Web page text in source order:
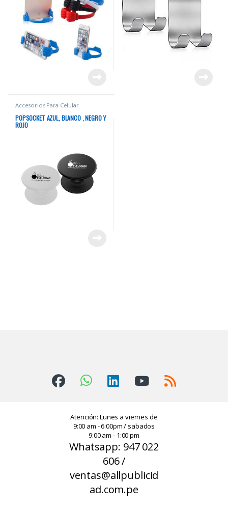
Accesorios Para Celular
POPSOCKET AZUL, BLANCO , NEGRO Y
ROJO
Atención: Lunes a viernes de
9:00 am - 6:00pm / sabados
9:00 am - 1:00 pm
Whatsapp: 947 022
606 /
ventas@allpublicid
ad.com.pe